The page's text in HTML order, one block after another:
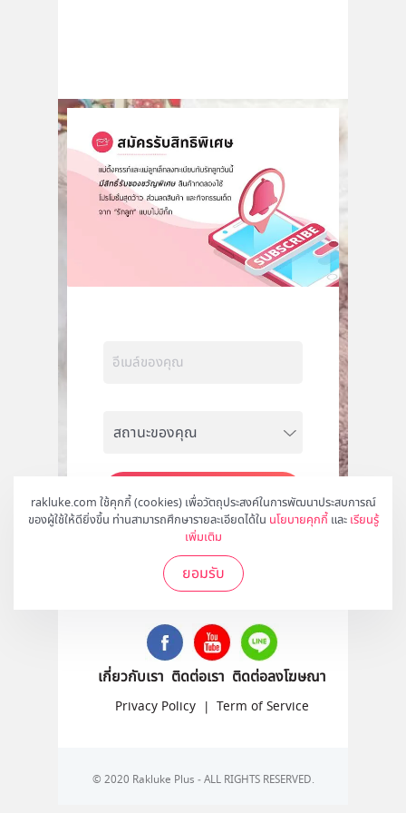
rakluke.com ใช้คุกกี้ (cookies) เพื่อวัตถุประสงค์ในการพัฒนาประสบการณ์
ของผู้ใช้ให้ดียิ่งขึ้น ท่านสามารถศึกษารายละเอียดได้ใน นโยบายคุกกี้ และ เรียนรู้
เพิ่มเติม
ยอมรับ
สมัคร
ติดตามเราได้ที่
เกี่ยวกับเรา ติดต่อเรา ติดต่อลงโฆษณา
Privacy Policy | Term of Service
© 2020 Rakluke Plus - ALL RIGHTS RESERVED.